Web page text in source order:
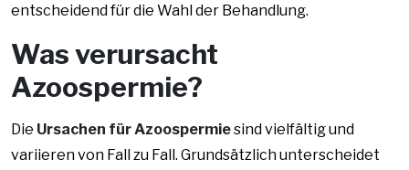
entscheidend für die Wahl der Behandlung.
Was verursacht
Azoospermie?
Die Ursachen für Azoospermiesind vielfältig und
variieren von Fall zu Fall. Grundsätzlich unterscheidet